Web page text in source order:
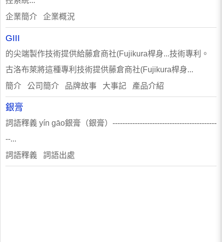
企業簡介 企業概況
GIII
的尖端製作技術提供給藤倉商社(Fujikura桿身...技術專利。
古洛布萊將這種專利技術提供藤倉商社(Fujikura桿身...
簡介 公司簡介 品牌故事 大事記 產品介紹
銀膏
詞語釋義 yín ɡāo銀膏（銀膏）------------------------------------------
--...
詞語釋義 詞語出處